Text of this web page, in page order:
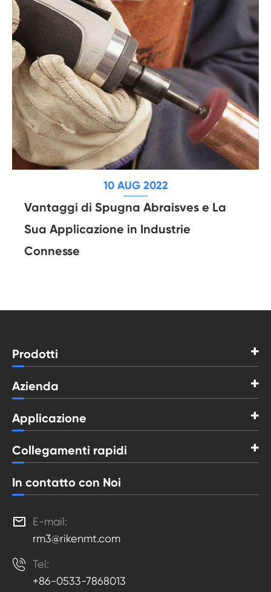
10 AUG 2022
Vantaggi di Spugna Abraisves e La
Sua Applicazione in Industrie
Connesse
Prodotti
Azienda
Applicazione
Collegamenti rapidi
In contatto con Noi

E-mail:
rm3@rikenmt.com
 Tel:
+86-0533-7868013